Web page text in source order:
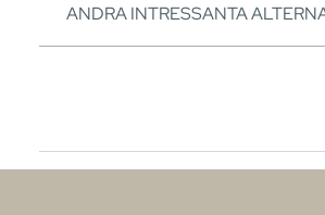
ANDRA INTRESSANTA